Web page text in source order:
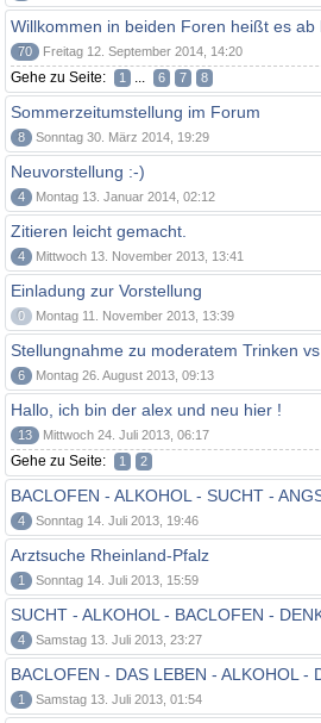
Willkommen in beiden Foren heißt es ab
70 Freitag 12. September 2014, 14:20
Gehe zu Seite: 1 ... 6 7 8
Sommerzeitumstellung im Forum
8 Sonntag 30. März 2014, 19:29
Neuvorstellung :-)
4 Montag 13. Januar 2014, 02:12
Zitieren leicht gemacht.
4 Mittwoch 13. November 2013, 13:41
Einladung zur Vorstellung
0 Montag 11. November 2013, 13:39
Stellungnahme zu moderatem Trinken
6 Montag 26. August 2013, 09:13
Hallo, ich bin der alex und neu hier !
13 Mittwoch 24. Juli 2013, 06:17
Gehe zu Seite: 1 2
BACLOFEN - ALKOHOL - SUCHT -
4 Sonntag 14. Juli 2013, 19:46
Arztsuche Rheinland-Pfalz
1 Sonntag 14. Juli 2013, 15:59
SUCHT - ALKOHOL - BACLOFEN -
4 Samstag 13. Juli 2013, 23:27
BACLOFEN - DAS LEBEN - ALKOHOL -
1 Samstag 13. Juli 2013, 01:54